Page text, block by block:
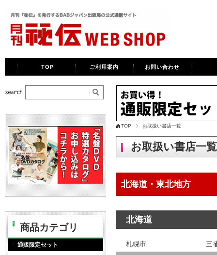
TOP ご利用案内 お問い合わせ
TOP お取扱い書店一覧
お取扱い書店一覧
北海道・東北地方
北海道
札幌市
三
商品カテゴリ
通販限定セット